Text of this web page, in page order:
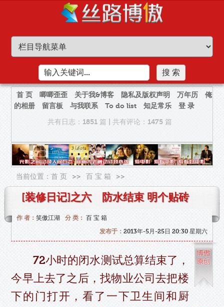
首 页 唧唧歪歪 关于我&博客 隐私及版权声明 万年历
俺
的相册
留言板 与我联系 To do list 知足常乐
登 录
共有日志：1851 篇
共有评论：1475 篇
当前位置：首 页 >> 百 宝 箱 >>
[装修日记]之六 防水结束 明个贴砖
作 者：笑傲江湖 分 类： 百 宝 箱
发布于： 2013年-5月-25日 20:30 星期六
72小时的闭水测试总算结束了，
今早上去了之后，找物业公司去把楼
下的门打开，看了一下卫生间和厨